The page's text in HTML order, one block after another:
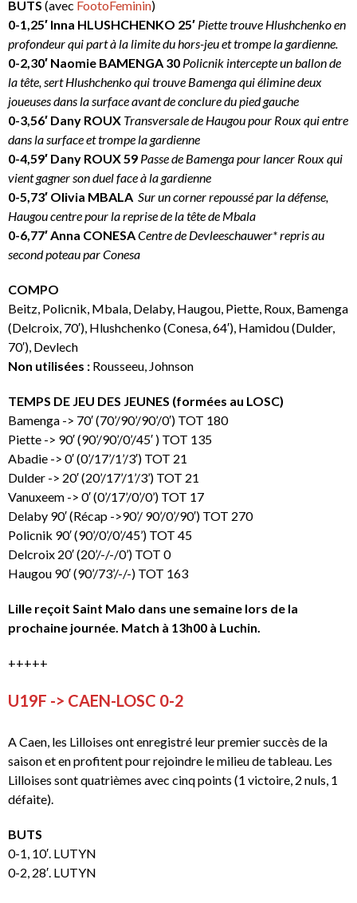
BUTS (avec FootoFeminin)
0-1,25′ Inna HLUSHCHENKO 25′ Piette trouve Hlushchenko en
profondeur qui part à la limite du hors-jeu et trompe la gardienne.
0-2,30′ Naomie BAMENGA 30 Policnik intercepte un ballon de
la tête, sert Hlushchenko qui trouve Bamenga qui élimine deux
joueuses dans la surface avant de conclure du pied gauche
0-3,56′ Dany ROUX Transversale de Haugou pour Roux qui entre
dans la surface et trompe la gardienne
0-4,59′ Dany ROUX 59 Passe de Bamenga pour lancer Roux qui
vient gagner son duel face à la gardienne
0-5,73′ Olivia MBALA Sur un corner repoussé par la défense,
Haugou centre pour la reprise de la tête de Mbala
0-6,77′ Anna CONESACentre de Devleeschauwer* repris au
second poteau par Conesa
COMPO
Beitz, Policnik, Mbala, Delaby, Haugou, Piette, Roux, Bamenga
(Delcroix, 70′), Hlushchenko (Conesa, 64′), Hamidou (Dulder,
70′), Devlech
Non utilisées : Rousseeu, Johnson
TEMPS DE JEU DES JEUNES (formées au LOSC)
Bamenga -> 70′ (70’/90’/90’/0′) TOT 180
Piette -> 90′ (90’/90’/0’/45′ ) TOT 135
Abadie -> 0′ (0’/17’/1’/3′) TOT 21
Dulder -> 20′ (20’/17’/1’/3’) TOT 21
Vanuxeem -> 0′ (0’/17’/0’/0’) TOT 17
Delaby 90′ (Récap ->90’/ 90’/0’/90′) TOT 270
Policnik 90′ (90’/0’/0’/45’) TOT 45
Delcroix 20′ (20’/-/-/0’) TOT 0
Haugou 90′ (90’/73’/-/-) TOT 163
Lille reçoit Saint Malo dans une semaine lors de la
prochaine journée. Match à 13h00 à Luchin.
+++++
U19F -> CAEN-LOSC 0-2
A Caen, les Lilloises ont enregistré leur premier succès de la
saison et en profitent pour rejoindre le milieu de tableau. Les
Lilloises sont quatrièmes avec cinq points (1 victoire, 2 nuls, 1
défaite).
BUTS
0-1, 10′. LUTYN
0-2, 28′. LUTYN